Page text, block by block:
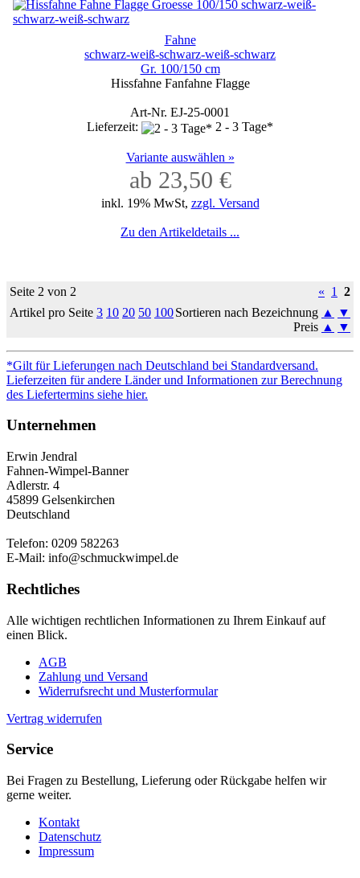
Fahne
schwarz-weiß-schwarz-weiß-schwarz
Gr. 100/150 cm
Hissfahne Fanfahne Flagge
Art-Nr. EJ-25-0001
Lieferzeit:
2 - 3 Tage*
Variante auswählen »
ab 23,50 €
inkl. 19% MwSt, zzgl. Versand
Zu den Artikeldetails ...
Seite 2 von 2 « 1
2
Artikel pro Seite 3 10 20 50 100Sortieren nach Bezeichnung ▲
▼
Preis ▲ ▼
*Gilt für Lieferungen nach Deutschland bei Standardversand.
Lieferzeiten für andere Länder und Informationen zur Berechnung
des Liefertermins siehe hier.
Unternehmen
Erwin Jendral
Fahnen-Wimpel-Banner
Adlerstr. 4
45899 Gelsenkirchen
Deutschland
Telefon: 0209 582263
E-Mail: info@schmuckwimpel.de
Rechtliches
Alle wichtigen rechtlichen Informationen zu Ihrem Einkauf auf
einen Blick.
AGB
Zahlung und Versand
Widerrufsrecht und Musterformular
Vertrag widerrufen
Service
Bei Fragen zu Bestellung, Lieferung oder Rückgabe helfen wir
gerne weiter.
Kontakt
Datenschutz
Impressum